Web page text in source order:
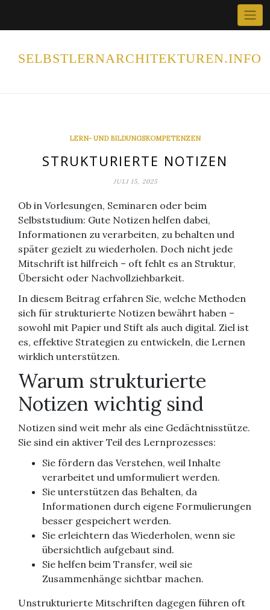
SELBSTLERNARCHITEKTUREN.INFO
LERN- UND BILDUNGSKOMPETENZEN
STRUKTURIERTE NOTIZEN
JULI 15, 2025
Ob in Vorlesungen, Seminaren oder beim
Selbststudium: Gute Notizen helfen dabei,
Informationen zu verarbeiten, zu behalten und
später gezielt zu wiederholen. Doch nicht jede
Mitschrift ist hilfreich – oft fehlt es an Struktur,
Übersicht oder Nachvollziehbarkeit.
In diesem Beitrag erfahren Sie, welche Methoden
sich für strukturierte Notizen bewährt haben –
sowohl mit Papier und Stift als auch digital. Ziel ist
es, effektive Strategien zu entwickeln, die Lernen
wirklich unterstützen.
Warum strukturierte
Notizen wichtig sind
Notizen sind weit mehr als eine Gedächtnisstütze.
Sie sind ein aktiver Teil des Lernprozesses:
Sie fördern das Verstehen, weil Inhalte
verarbeitet und umformuliert werden.
Sie unterstützen das Behalten, da
Informationen durch eigene Formulierungen
besser gespeichert werden.
Sie erleichtern das Wiederholen, wenn sie
übersichtlich aufgebaut sind.
Sie helfen beim Transfer, weil sie
Zusammenhänge sichtbar machen.
Unstrukturierte Mitschriften dagegen führen oft
×